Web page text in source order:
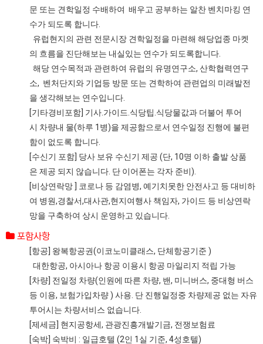
문 또는 견학일정 수배하여 배우고 공부하는 알찬 벤치마킹 연
수가 되도록 합니다.
유럽현지의 관련 전문시장 견학일정을 마련해 해당업종 마켓
의 흐름을 진단해보는 내실있는 연수가 되도록합니다.
해당 연수목적과 관련하여 유럽의 유명연구소, 산학협력연구
소, 벤처단지와 기업등 방문 또는 견학하여 관련업의 미래발전
을 생각해보는 연수입니다.
[기타경비포함] 기사.가이드.식당팁.식당물값과 더불어 투어
시 차량내 물(하루 1병)을 제공함으로서 연수일정 진행에 불편
함이 없도록 합니다.
[수신기 포함] 당사 보유 수신기 제공 (단, 10명 이하 출발 상품
은 제공 되지 않습니다. 단 이어폰는 각자 준비).
[비상연락망 ] 코로나 등 감염병, 예기치못한 안전사고 등 대비하
여 병원,경찰서,대사관,현지여행사 책임자, 가이드 등 비상연락
망을 구축하여 상시 운영하고 있습니다.
포함사항
[항공] 왕복항공권(이코노미클래스, 단체항공기준 )
대한항공, 아시아나 항공 이용시 항공 마일리지 적립 가능
[차량] 전일정 차량(인원에 따른 차량, 밴, 미니버스, 중대형 버스
등 이용, 보험가입차량 ) 사용. 단 진행일정중 차량제공 없는 자유
투어시는 차량서비스 없습니다.
[제세금] 현지공항세, 관광진흥개발기금, 전쟁보험료
[숙박] 숙박비 : 일급호텔 (2인 1실 기준, 4성호텔)